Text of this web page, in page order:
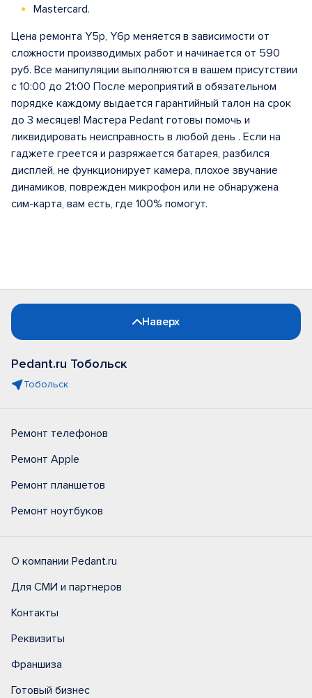
Mastercard.
Цена ремонта Y5p, Y6p меняется в зависимости от
сложности производимых работ и начинается от 590
руб. Все манипуляции выполняются в вашем присутствии
с 10:00 до 21:00 После мероприятий в обязательном
порядке каждому выдается гарантийный талон на срок
до 3 месяцев! Мастера Pedant готовы помочь и
ликвидировать неисправность в любой день . Если на
гаджете греется и разряжается батарея, разбился
дисплей, не функционирует камера, плохое звучание
динамиков, поврежден микрофон или не обнаружена
сим-карта, вам есть, где 100% помогут.
Наверх
Pedant.ru Тобольск
Тобольск
Ремонт телефонов
Ремонт Apple
Ремонт планшетов
Ремонт ноутбуков
О компании Pedant.ru
Для СМИ и партнеров
Контакты
Реквизиты
Франшиза
Готовый бизнес